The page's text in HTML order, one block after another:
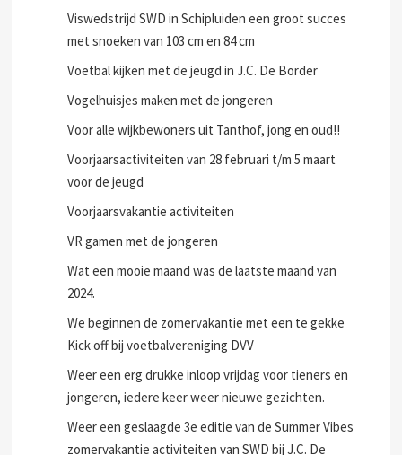
Viswedstrijd SWD in Schipluiden een groot succes
met snoeken van 103 cm en 84 cm
Voetbal kijken met de jeugd in J.C. De Border
Vogelhuisjes maken met de jongeren
Voor alle wijkbewoners uit Tanthof, jong en oud!!
Voorjaarsactiviteiten van 28 februari t/m 5 maart
voor de jeugd
Voorjaarsvakantie activiteiten
VR gamen met de jongeren
Wat een mooie maand was de laatste maand van
2024.
We beginnen de zomervakantie met een te gekke
Kick off bij voetbalvereniging DVV
Weer een erg drukke inloop vrijdag voor tieners en
jongeren, iedere keer weer nieuwe gezichten.
Weer een geslaagde 3e editie van de Summer Vibes
zomervakantie activiteiten van SWD bij J.C. De